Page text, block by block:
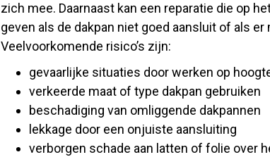
zich mee. Daarnaast kan een reparatie die op
geven als de dakpan niet goed aansluit of als
Veelvoorkomende risico’s zijn:
gevaarlijke situaties door werken op
verkeerde maat of type dakpan gebruiken
beschadiging van omliggende dakpannen
lekkage door een onjuiste aansluiting
verborgen schade aan latten of folie over